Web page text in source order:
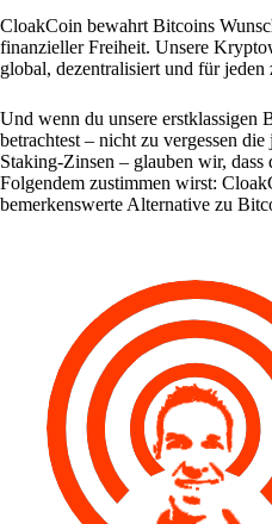
CloakCoin bewahrt Bitcoins
finanzieller Freiheit. Unsere
global, dezentralisiert und für jeden
Und wenn du unsere erstklassigen
betrachtest – nicht zu vergessen
Staking-Zinsen – glauben wir, dass
Folgendem zustimmen wirst:
bemerkenswerte Alternative zu